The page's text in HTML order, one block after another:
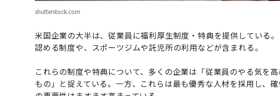
shutterstock.com
米国企業の大半は、従業員に福利厚生制度・特典を提供している
認める制度や、スポーツジムや託児所の利用などが含まれる。
これらの制度や特典について、多くの企業は「従業員のやる気を
もの」と捉えている。一方、これらは最も優秀な人材を採用し、